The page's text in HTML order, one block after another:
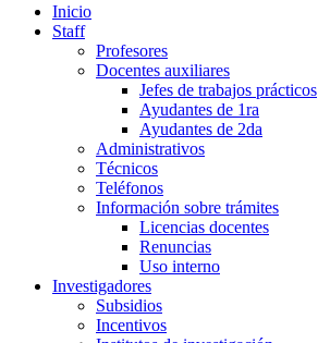
Inicio
Staff
Profesores
Docentes auxiliares
Jefes de trabajos prácticos
Ayudantes de 1ra
Ayudantes de 2da
Administrativos
Técnicos
Teléfonos
Información sobre trámites
Licencias docentes
Renuncias
Uso interno
Investigadores
Subsidios
Incentivos